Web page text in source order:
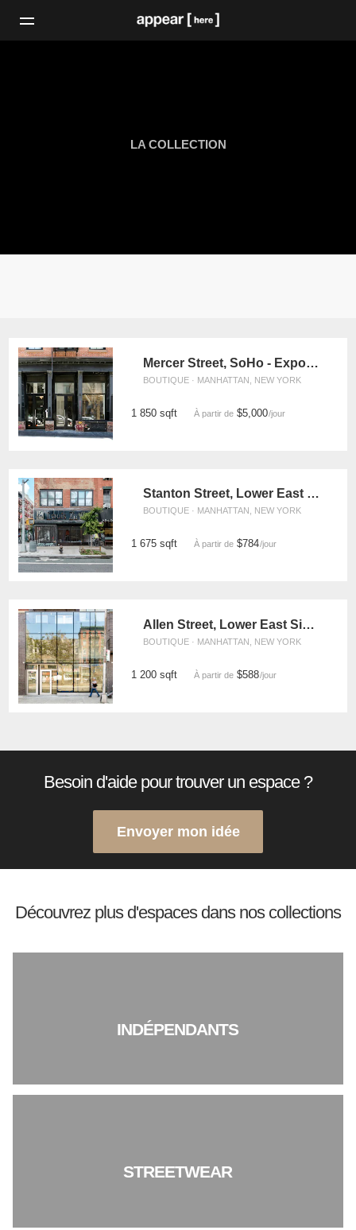
LA COLLECTION
Mercer Street, SoHo - Exposed Brick Pop Up
BOUTIQUE · MANHATTAN, NEW YORK
1 850 sqft À partir de$5,000/jour
Stanton Street, Lower East Side - The Old Louis Zuflacht
BOUTIQUE · MANHATTAN, NEW YORK
1 675 sqft À partir de$784/jour
Allen Street, Lower East Side - Two-Floor Pop Up
BOUTIQUE · MANHATTAN, NEW YORK
1 200 sqft À partir de$588/jour
Besoin d'aide pour trouver un espace ?
Envoyer mon idée
Découvrez plus d'espaces dans nos collections
INDÉPENDANTS
STREETWEAR